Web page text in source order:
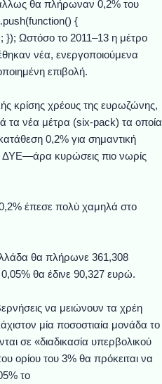
θα πλήρωναν 0,2% του
{
Ωστόσο το 2011–13 η μέτρο
νέα, ενεργοποιούμενα
επιβολή.
κρίσης χρέους της ευρωζώνης,
τα νέα μέτρα (six-pack) τα οποία
0,2% για σημαντική
ΔΥΕ—άρα κυρώσεις πιο νωρίς
έπεσε πολύ χαμηλά στο
θα πλήρωνε 361,308
θα έδινε 90,327 ευρώ.
να μειώνουν τα χρέη
μία ποσοστιαία μονάδα το
σε «διαδικασία υπερβολικού
ορίου του 3% θα πρόκειται να
το